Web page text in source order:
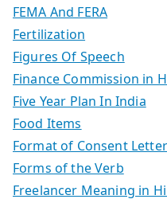
FEMA And FERA
Fertilization
Figures Of Speech
Finance Commission in
Five Year Plan In India
Food Items
Format of Consent
Forms of the Verb
Freelancer Meaning in